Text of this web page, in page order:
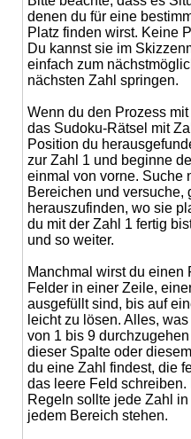
denen du für eine
Platz finden wirst. Keine
Du kannst sie im
einfach zum
nächsten Zahl springen.
Wenn du den Prozess
das Sudoku-Rätsel mit
Position du
zur Zahl 1 und beginne
einmal von vorne. Suche
Bereichen und versuche,
herauszufinden, wo sie
du mit der Zahl 1 fertig
und so weiter.
Manchmal wirst du einen
Felder in einer Zeile,
ausgefüllt sind, bis auf
leicht zu lösen. Alles,
von 1 bis 9
dieser Spalte oder
du eine Zahl findest, die
das leere Feld
Regeln sollte jede Zahl
jedem Bereich stehen.